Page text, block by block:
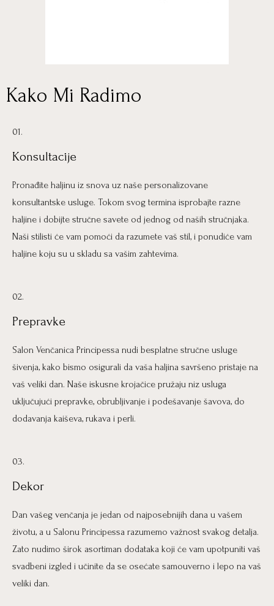
Kako Mi Radimo
01.
Konsultacije
Pronađite haljinu iz snova uz naše personalizovane
konsultantske usluge. Tokom svog termina isprobajte razne
haljine i dobijte stručne savete od jednog od naših stručnjaka.
Naši stilisti će vam pomoći da razumete vaš stil, i ponudiće vam
haljine koju su u skladu sa vašim zahtevima.
02.
Prepravke
Salon Venčanica Principessa nudi besplatne stručne usluge
šivenja, kako bismo osigurali da vaša haljina savršeno pristaje na
vaš veliki dan. Naše iskusne krojačice pružaju niz usluga
uključujući prepravke, obrubljivanje i podešavanje šavova, do
dodavanja kaiševa, rukava i perli.
03.
Dekor
Dan vašeg venčanja je jedan od najposebnijih dana u vašem
životu, a u Salonu Principessa razumemo važnost svakog detalja.
Zato nudimo širok asortiman dodataka koji će vam upotpuniti vaš
svadbeni izgled i učinite da se osećate samouverno i lepo na vaš
veliki dan.